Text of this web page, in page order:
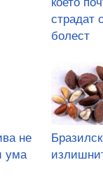
което
страдат
болест
не
ума